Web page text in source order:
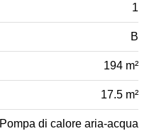
1
B
194 m²
17.5 m²
Pompa di calore aria-acqua